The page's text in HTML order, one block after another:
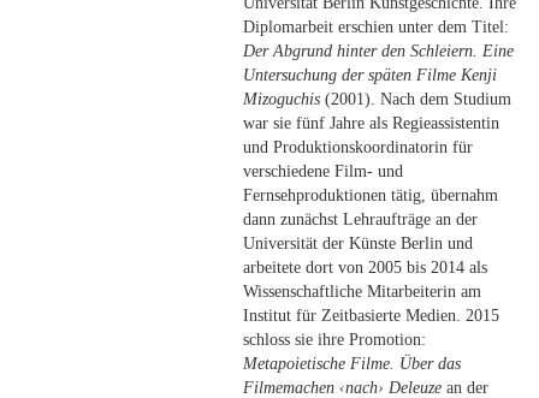
Diplomarbeit erschien unter dem Titel:
Der Abgrund hinter den Schleiern. Eine
Untersuchung der späten Filme Kenji
Mizoguchis(2001). Nach dem Studium
war sie fünf Jahre als Regieassistentin
und Produktionskoordinatorin für
verschiedene Film- und
Fernsehproduktionen tätig, übernahm
dann zunächst Lehraufträge an der
Universität der Künste Berlin und
arbeitete dort von 2005 bis 2014 als
Wissenschaftliche Mitarbeiterin am
Institut für Zeitbasierte Medien. 2015
schloss sie ihre Promotion:
Metapoietische Filme. Über das
Filmemachen ‹nach› Deleuzean der